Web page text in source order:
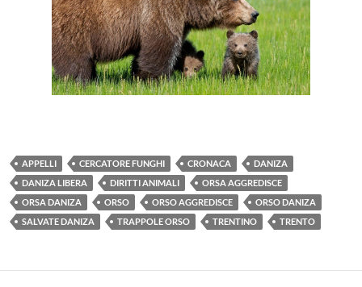
APPELLI CERCATORE FUNGHI CRONACA
DANIZA
DANIZA LIBERA
DIRITTI ANIMALI
ORSA AGGREDISCE
ORSA DANIZA
ORSO ORSO AGGREDISCE
ORSO DANIZA
SALVATE DANIZA
TRAPPOLE ORSO TRENTINO TRENTO